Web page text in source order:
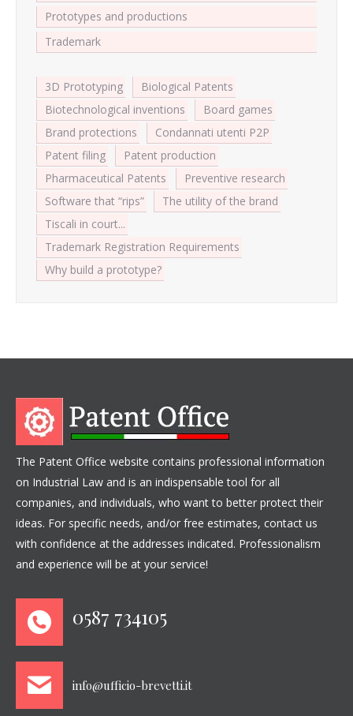
Prototypes and productions
Trademark
3D Prototyping
Biological Patents
Biotechnological inventions
Board games
Brand protections
Condannati utenti P2P
Patent filing
Patent production
Pharmaceutical Patents
Preventive research
Software that “rips”
The utility of the brand
Tiscali in court...
Trademark Registration Requirements
Why build a prototype?
The Patent Office website contains professional information
on Industrial Law and is an indispensable tool for all
companies, and individuals, who want to better protect their
ideas. For specific needs, and/or free estimates, contact us
with confidence at the addresses indicated. Professionalism
and experience will be at your service!
0587 734105
info@ufficio-brevetti.it